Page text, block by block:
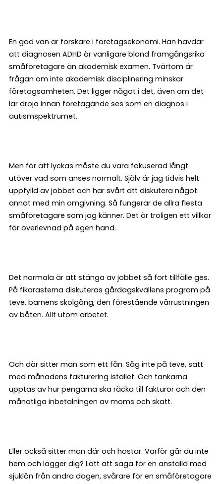
En god vän är forskare i företagsekonomi. Han hävdar
att diagnosen ADHD är vanligare bland framgångsrika
småföretagare än akademisk examen. Tvärtom är
frågan om inte akademisk disciplinering minskar
företagsamheten. Det ligger något i det, även om det
lär dröja innan företagande ses som en diagnos i
autismspektrumet.
Men för att lyckas måste du vara fokuserad långt
utöver vad som anses normalt. Själv är jag tidvis helt
uppfylld av jobbet och har svårt att diskutera något
annat med min omgivning. Så fungerar de allra flesta
småföretagare som jag känner. Det är troligen ett villkor
för överlevnad på egen hand.
Det normala är att stänga av jobbet så fort tillfälle ges.
På fikarasterna diskuteras gårdagskvällens program på
teve, barnens skolgång, den förestående vårrustningen
av båten. Allt utom arbetet.
Och där sitter man som ett fån. Såg inte på teve, satt
med månadens fakturering istället. Och tankarna
upptas av hur pengarna ska räcka till fakturor och den
månatliga inbetalningen av moms och skatt.
Eller också sitter man där och hostar. Varför går du inte
hem och lägger dig? Lätt att säga för en anställd med
sjuklön från andra dagen, svårare för en småföretagare